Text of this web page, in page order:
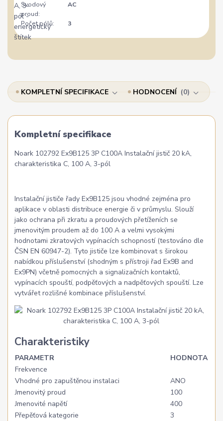
Svodový
proud:
AC
Počet pólů: 3
KOMPLETNÍ SPECIFIKACE HODNOCENÍ 0
Kompletní specifikace
Noark 102792 Ex9B125 3P C100A Instalační jistič 20 kA,
charakteristika C, 100 A, 3-pól
Instalační jističe řady Ex9B125 jsou vhodné zejména pro
aplikace v oblasti distribuce energie či v průmyslu. Slouží
jako ochrana při zkratu a proudových přetíženích se
jmenovitým proudem až do 100 A a velmi vysokými
hodnotami zkratových vypínacích schopností (testováno dle
ČSN EN 60947-2). Tyto jističe lze kombinovat s širokou
nabídkou příslušenství (shodným s přístroji řad Ex9B and
Ex9PN) včetně pomocných a signalizačních kontaktů,
vypínacích spouští, podpěťových a nadpěťových spouští. Lze
vytvářet rozlišné kombinace příslušenství.
Charakteristiky
PARAMETR
HODNOTA
Frekvence
Vhodné pro zapuštěnou instalaci
ANO
Jmenovitý proud
100
Jmenovité napětí
400
Přepěťová kategorie
3